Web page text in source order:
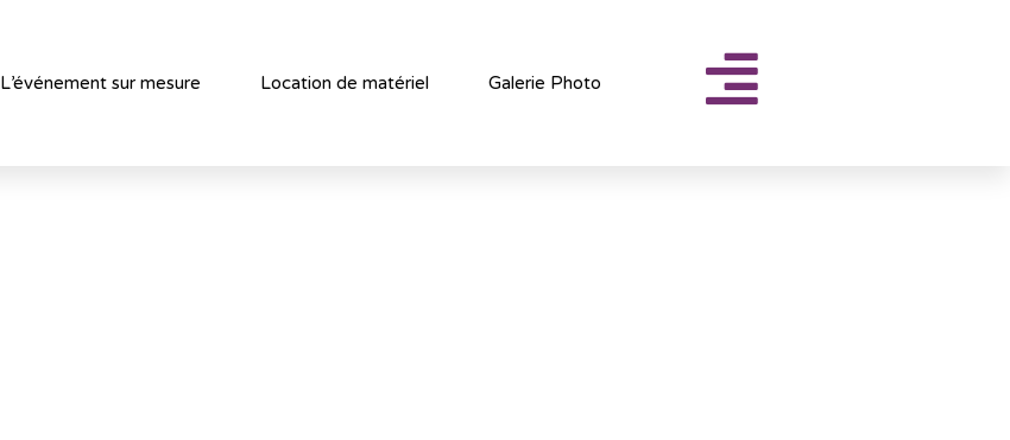
L’événement sur mesure Location de matériel Galerie Photo